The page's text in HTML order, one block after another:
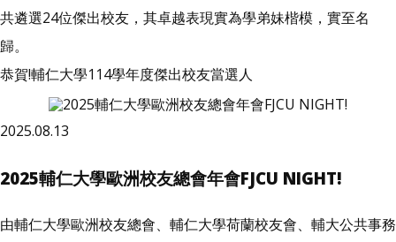
共遴選24位傑出校友，其卓越表現實為學弟妹楷模，實至名
歸。
恭賀!輔仁大學114學年度傑出校友當選人
2025.08.13
2025輔仁大學歐洲校友總會年會FJCU NIGHT!
由輔仁大學歐洲校友總會、輔仁大學荷蘭校友會、輔大公共事務